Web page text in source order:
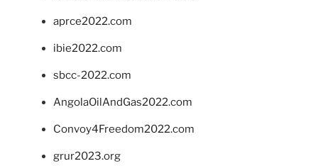
aprce2022.com
ibie2022.com
sbcc-2022.com
AngolaOilAndGas2022.com
Convoy4Freedom2022.com
grur2023.org